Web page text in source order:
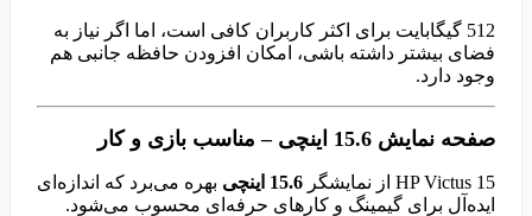
512 گیگابایت برای اکثر کاربران کافی است، اما اگر نیاز به
فضای بیشتر داشته باشی، امکان افزودن حافظه جانبی هم
وجود دارد.
صفحه نمایش 15.6 اینچی – مناسب بازی و کار
HP Victus 15 از نمایشگر 15.6 اینچی
بهره می‌برد که اندازه‌ای
ایده‌آل برای گیمینگ و کارهای حرفه‌ای محسوب می‌شود.